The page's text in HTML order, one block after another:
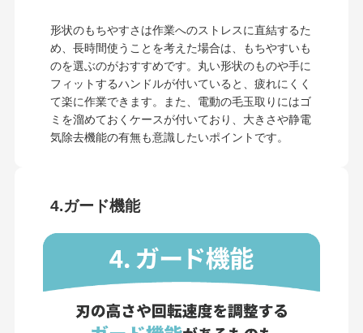
形状のもちやすさは作業へのストレスに直結するた
め、長時間使うことを考えた場合は、もちやすいも
のを選ぶのがおすすめです。丸い形状のものや手に
フィットするハンドルが付いていると、疲れにくく
て楽に作業できます。また、電動の毛玉取りにはゴ
ミを溜めておくケースが付いており、大きさや静電
気除去機能の有無も意識したいポイントです。
4.ガード機能